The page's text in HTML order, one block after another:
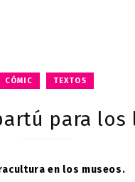
CÓMIC TEXTOS
para
en los museos.